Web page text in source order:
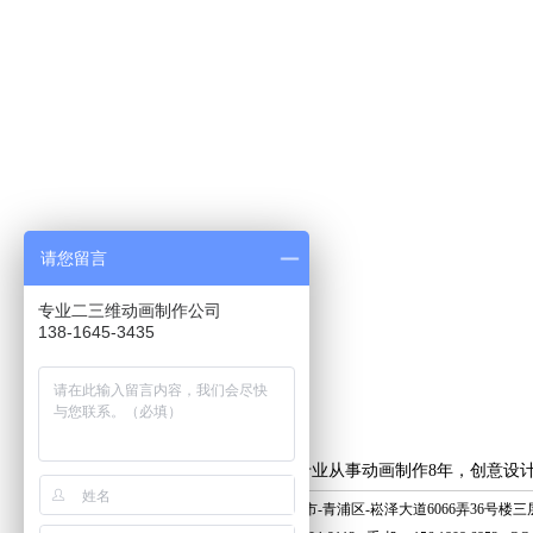
上海艺虎专业从事动画制作8年，创意设
地 址：上海市-青浦区-崧泽大道6066弄36号楼
请您留言
专业二三维动画制作公司
138-1645-3435